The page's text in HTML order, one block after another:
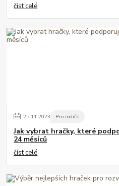
číst celé
25.11.2023 Pro rodiče
Jak vybrat hračky, které
24 měsíců
číst celé